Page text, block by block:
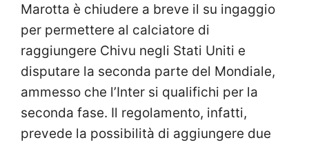
Marotta è chiudere a breve il su ingaggio
per permettere al calciatore di
raggiungere Chivu negli Stati Uniti e
disputare la seconda parte del Mondiale,
ammesso che l’Inter si qualifichi per la
seconda fase. Il regolamento, infatti,
prevede la possibilità di aggiungere due